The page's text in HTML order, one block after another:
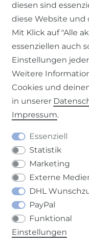
VERTRAG
diesen sind
diese Website und
Mit Klick auf "Alle
essenziellen auch
Einstellungen
Weitere
Cookies und
in unserer
Impressum.
Essenziell
Statistik
Marketing
Externe
DHL
PayPal
Funktional
Einstellungen